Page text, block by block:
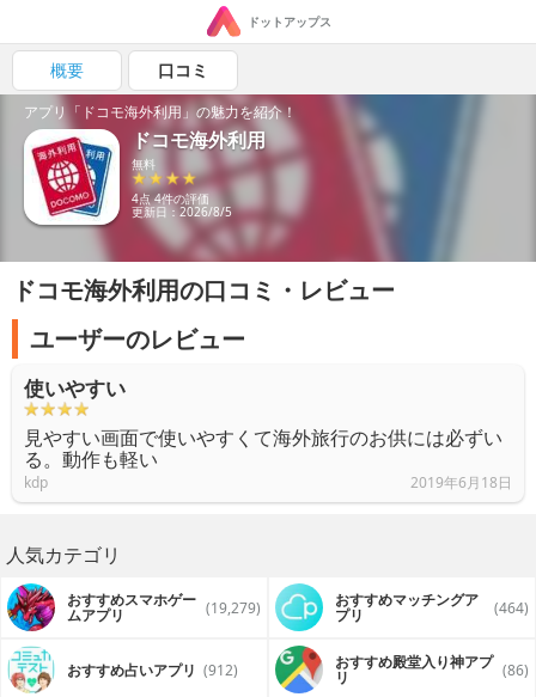
ドットアップス
概要 口コミ
アプリ「ドコモ海外利用」の魅力を紹介！
ドコモ海外利用
無料
4点 4件の評価
更新日：2026/8/5
ドコモ海外利用の口コミ・レビュー
ユーザーのレビュー
使いやすい
見やすい画面で使いやすくて海外旅行のお供には必ずい
る。動作も軽い
kdp 2019年6月18日
人気カテゴリ
おすすめスマホゲー
ムアプリ (19,279) おすすめマッチングア
プリ (464)
おすすめ占いアプリ (912) おすすめ殿堂入り神アプ
リ (86)